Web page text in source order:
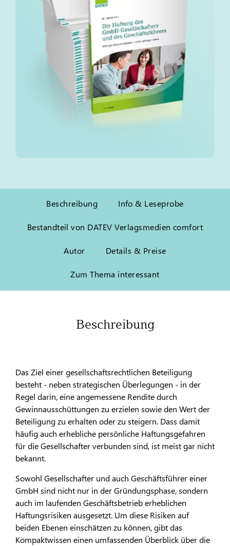
Beschreibung Info & Leseprobe
Bestandteil von DATEV Verlagsmedien comfort
Autor Details & Preise
Zum Thema interessant
Beschreibung
Das Ziel einer gesellschaftsrechtlichen Beteiligung
besteht - neben strategischen Überlegungen - in der
Regel darin, eine angemessene Rendite durch
Gewinnausschüttungen zu erzielen sowie den Wert der
Beteiligung zu erhalten oder zu steigern. Dass damit
häufig auch erhebliche persönliche Haftungsgefahren
für die Gesellschafter verbunden sind, ist meist gar nicht
bekannt.
Sowohl Gesellschafter und auch Geschäftsführer einer
GmbH sind nicht nur in der Gründungsphase, sondern
auch im laufenden Geschäftsbetrieb erheblichen
Haftungsrisiken ausgesetzt. Um diese Risiken auf
beiden Ebenen einschätzen zu können, gibt das
Kompaktwissen einen umfassenden Überblick über die